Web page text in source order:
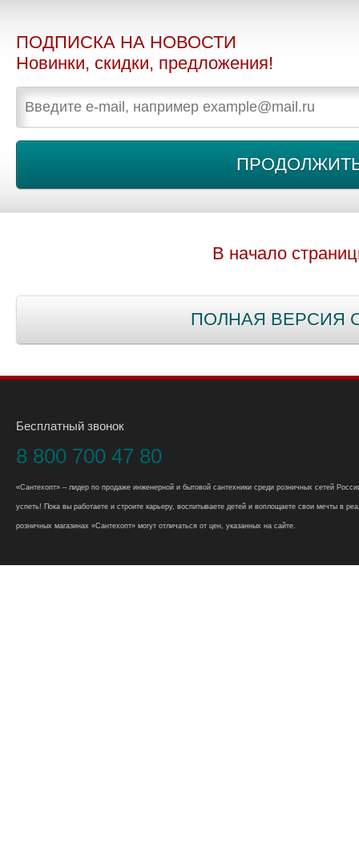
ПОДПИСКА НА НОВОСТИ
Новинки, скидки, предложения!
В начало
ПОЛНАЯ ВЕРСИЯ
Бесплатный звонок
8 800 700 47 80
«Сантехопт» – лидер по продаже инженерной и бытовой сантехники среди розничных сетей
успеть! Пока вы работаете и строите карьеру, воспитываете детей и воплощаете свои мечты в
розничных магазинах «Сантехопт» могут отличаться от цен, указанных на сайте.